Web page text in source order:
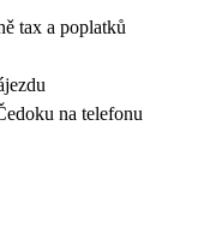
tax a poplatků
na telefonu